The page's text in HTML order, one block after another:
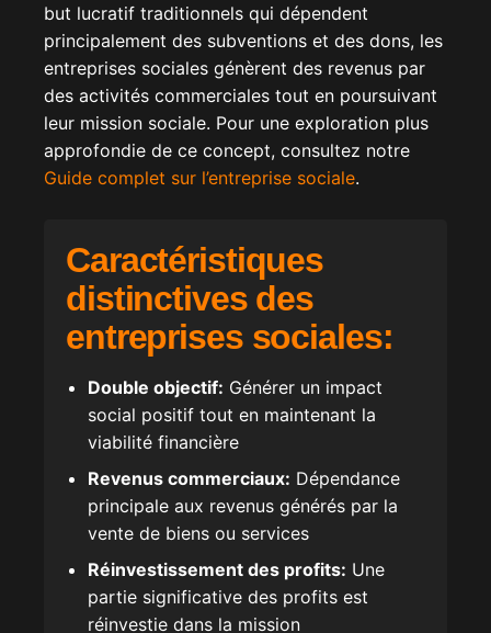
but lucratif traditionnels qui dépendent
principalement des subventions et des dons, les
entreprises sociales génèrent des revenus par
des activités commerciales tout en poursuivant
leur mission sociale. Pour une exploration plus
approfondie de ce concept, consultez notre
Guide complet sur l’entreprise sociale.
Caractéristiques
distinctives des
entreprises sociales:
Double objectif: Générer un impact
social positif tout en maintenant la
viabilité financière
Revenus commerciaux: Dépendance
principale aux revenus générés par la
vente de biens ou services
Réinvestissement des profits: Une
partie significative des profits est
réinvestie dans la mission